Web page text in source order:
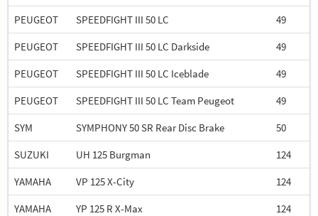
PEUGEOT
SPEEDFIGHT III 50 LC
49
PEUGEOT
SPEEDFIGHT III 50 LC Darkside
49
PEUGEOT
SPEEDFIGHT III 50 LC Iceblade
49
PEUGEOT
SPEEDFIGHT III 50 LC Team Peugeot
49
SYM
SYMPHONY 50 SR Rear Disc Brake
50
SUZUKI
UH 125 Burgman
124
YAMAHA
VP 125 X-City
124
YAMAHA
YP 125 R X-Max
124